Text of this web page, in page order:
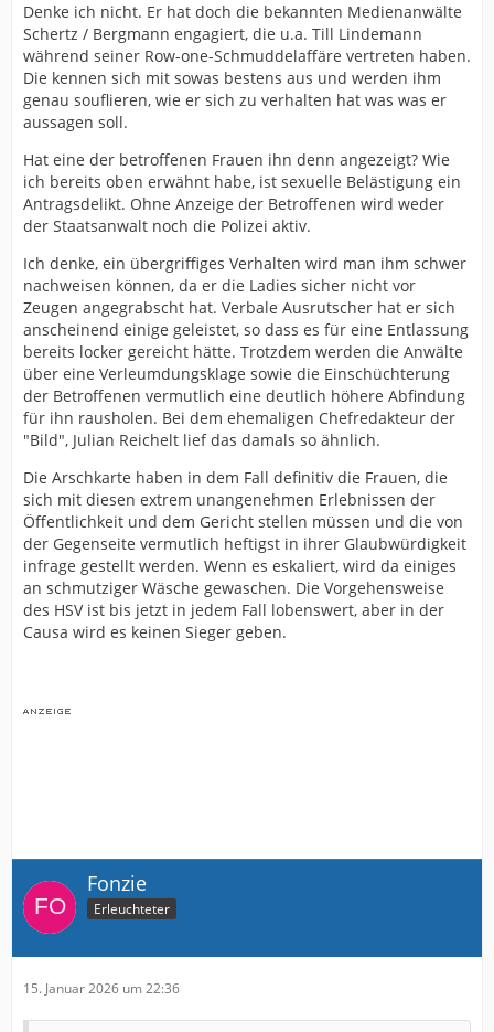
Denke ich nicht. Er hat doch die bekannten Medienanwälte
Schertz / Bergmann engagiert, die u.a. Till Lindemann
während seiner Row-one-Schmuddelaffäre vertreten haben.
Die kennen sich mit sowas bestens aus und werden ihm
genau souflieren, wie er sich zu verhalten hat was was er
aussagen soll.
Hat eine der betroffenen Frauen ihn denn angezeigt? Wie
ich bereits oben erwähnt habe, ist sexuelle Belästigung ein
Antragsdelikt. Ohne Anzeige der Betroffenen wird weder
der Staatsanwalt noch die Polizei aktiv.
Ich denke, ein übergriffiges Verhalten wird man ihm schwer
nachweisen können, da er die Ladies sicher nicht vor
Zeugen angegrabscht hat. Verbale Ausrutscher hat er sich
anscheinend einige geleistet, so dass es für eine Entlassung
bereits locker gereicht hätte. Trotzdem werden die Anwälte
über eine Verleumdungsklage sowie die Einschüchterung
der Betroffenen vermutlich eine deutlich höhere Abfindung
für ihn rausholen. Bei dem ehemaligen Chefredakteur der
"Bild", Julian Reichelt lief das damals so ähnlich.
Die Arschkarte haben in dem Fall definitiv die Frauen, die
sich mit diesen extrem unangenehmen Erlebnissen der
Öffentlichkeit und dem Gericht stellen müssen und die von
der Gegenseite vermutlich heftigst in ihrer Glaubwürdigkeit
infrage gestellt werden. Wenn es eskaliert, wird da einiges
an schmutziger Wäsche gewaschen. Die Vorgehensweise
des HSV ist bis jetzt in jedem Fall lobenswert, aber in der
Causa wird es keinen Sieger geben.
Fonzie
Erleuchteter
15. Januar 2026 um 22:36